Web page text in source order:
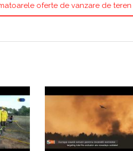
oferte de vanzare de teren